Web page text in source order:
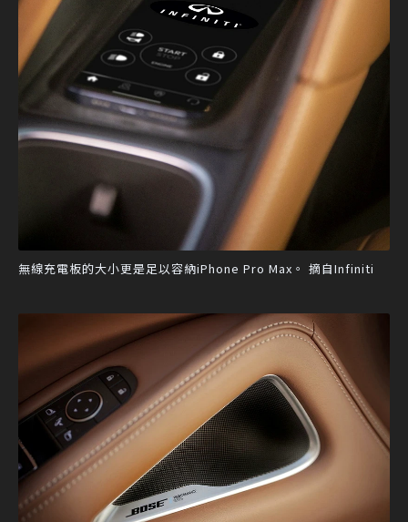
無線充電板的大小更是足以容納iPhone Pro Max。 摘自Infiniti